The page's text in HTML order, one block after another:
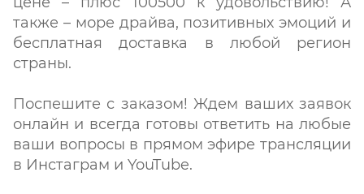
также – море драйва, позитивных эмоций и
бесплатная доставка в любой регион
страны.
Поспешите с заказом! Ждем ваших заявок
онлайн и всегда готовы ответить на любые
ваши вопросы в прямом эфире трансляции
в Инстаграм и YouTube.